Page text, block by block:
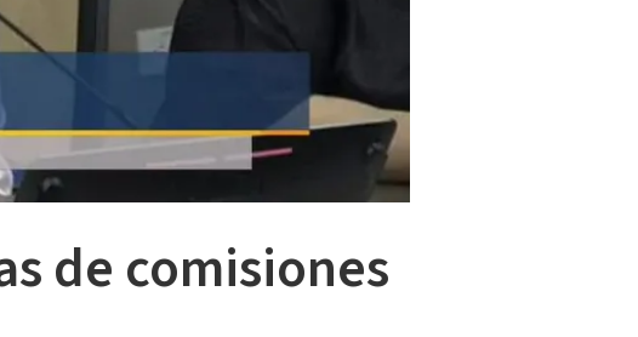
de comisiones